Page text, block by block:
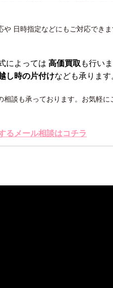
や 日時指定などにもご対応でき
によっては 高価買取 も行い
し時の片付けなども承ります
談も承っております。お気軽に
るメール相談はコチラ